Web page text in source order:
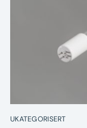
UKATEGORISERT